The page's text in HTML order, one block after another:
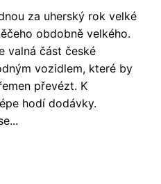
za uherský rok velké
obdobně velkého.
valná část české
vozidlem, které by
převézt. K
hodí dodávky.